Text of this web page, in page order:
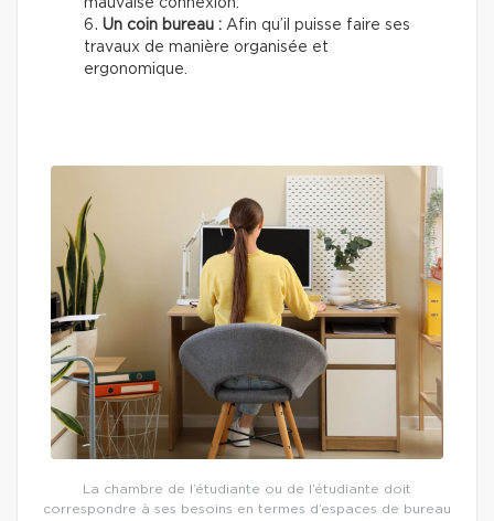
Un coin bureau : Afin qu’il puisse faire ses
travaux de manière organisée et
ergonomique.
La chambre de l’étudiante ou de l’étudiante doit
correspondre à ses besoins en termes d’espaces de bureau